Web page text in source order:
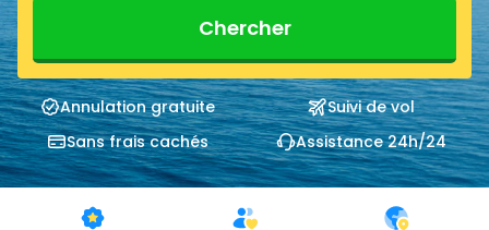
Chercher
Annulation gratuite
Suivi de vol
Sans frais cachés
Assistance 24h/24